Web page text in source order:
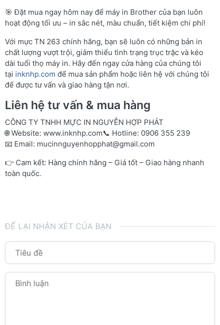
🎯 Đặt mua ngay hôm nay để máy in Brother của bạn luôn
hoạt động tối ưu – in sắc nét, màu chuẩn, tiết kiệm chi phí!
Với mực TN 263 chính hãng, bạn sẽ luôn có những bản in
chất lượng vượt trội, giảm thiểu tình trạng trục trặc và kéo
dài tuổi thọ máy in. Hãy đến ngay cửa hàng của chúng tôi
tại inknhp.com để mua sản phẩm hoặc liên hệ với chúng tôi
để được tư vấn và giao hàng tận nơi.
Liên hệ tư vấn & mua hàng
CÔNG TY TNHH MỰC IN NGUYỄN HỢP PHÁT
🌐 Website: www.inknhp.com📞 Hotline: 0906 355 239
📧 Email: mucinnguyenhopphat@gmail.com
👉 Cam kết: Hàng chính hãng – Giá tốt – Giao hàng nhanh
toàn quốc.
ĐỂ LẠI NHẬN XÉT CỦA BẠN